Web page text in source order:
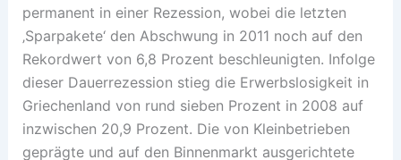
permanent in einer Rezession, wobei die letzten
‚Sparpakete‘ den Abschwung in 2011 noch auf den
Rekordwert von 6,8 Prozent beschleunigten. Infolge
dieser Dauerrezession stieg die Erwerbslosigkeit in
Griechenland von rund sieben Prozent in 2008 auf
inzwischen 20,9 Prozent. Die von Kleinbetrieben
geprägte und auf den Binnenmarkt ausgerichtete